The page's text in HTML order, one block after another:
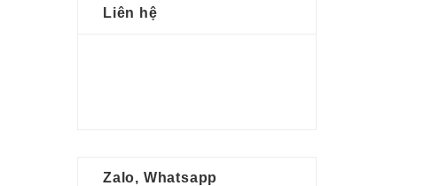
Liên hệ
Zalo, Whatsapp